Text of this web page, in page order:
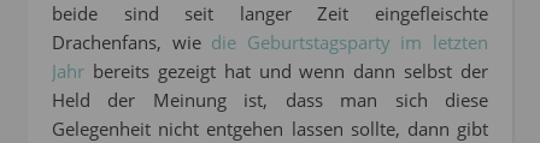
beide sind seit langer Zeit eingefleischte
Drachenfans, wie die Geburtstagsparty im letzten
Jahr bereits gezeigt hat und wenn dann selbst der
Held der Meinung ist, dass man sich diese
Gelegenheit nicht entgehen lassen sollte, dann gibt